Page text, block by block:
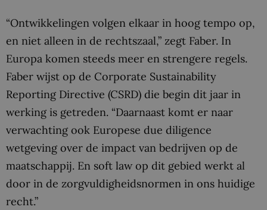
“Ontwikkelingen volgen elkaar in hoog tempo op,
en niet alleen in de rechtszaal,” zegt Faber. In
Europa komen steeds meer en strengere regels.
Faber wijst op de Corporate Sustainability
Reporting Directive (CSRD) die begin dit jaar in
werking is getreden. “Daarnaast komt er naar
verwachting ook Europese due diligence
wetgeving over de impact van bedrijven op de
maatschappij. En soft law op dit gebied werkt al
door in de zorgvuldigheidsnormen in ons huidige
recht.”